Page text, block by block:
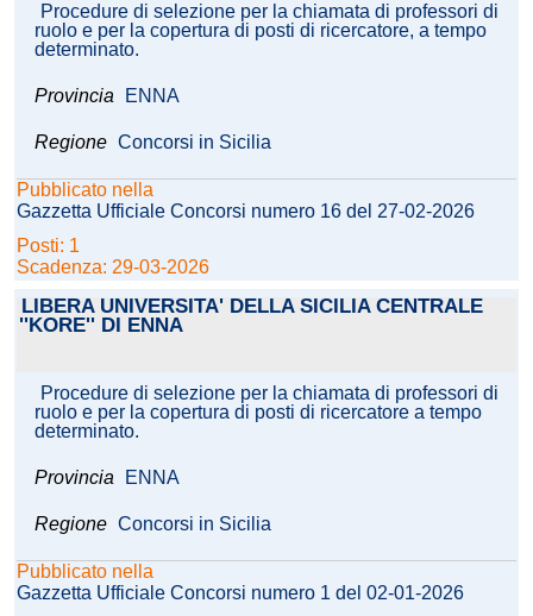
Procedure di selezione per la chiamata di professori di
ruolo e per la copertura di posti di ricercatore, a tempo
determinato.
Provincia ENNA
Regione Concorsi in Sicilia
Pubblicato nella
Gazzetta Ufficiale Concorsi numero 16 del 27-02-2026
Posti: 1
Scadenza: 29-03-2026
LIBERA UNIVERSITA' DELLA SICILIA CENTRALE
''KORE'' DI ENNA
Procedure di selezione per la chiamata di professori di
ruolo e per la copertura di posti di ricercatore a tempo
determinato.
Provincia ENNA
Regione Concorsi in Sicilia
Pubblicato nella
Gazzetta Ufficiale Concorsi numero 1 del 02-01-2026